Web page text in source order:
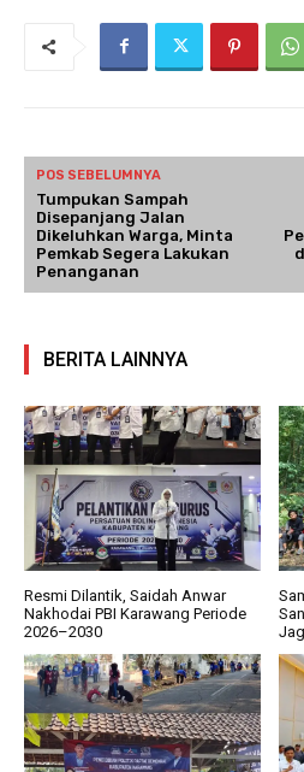
POS SEBELUMNYA
Tumpukan Sampah
Disepanjang Jalan
Dikeluhkan Warga, Minta
Pemkab Segera Lakukan
Penanganan
BERITA LAINNYA
Resmi Dilantik, Saidah Anwar
Nakhodai PBI Karawang Periode
2026–2030